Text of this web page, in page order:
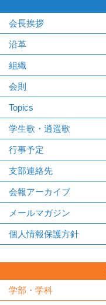
会長挨拶
沿革
組織
会則
Topics
学生歌・逍遥歌
行事予定
支部連絡先
会報アーカイブ
メールマガジン
個人情報保護方針
学部・学科